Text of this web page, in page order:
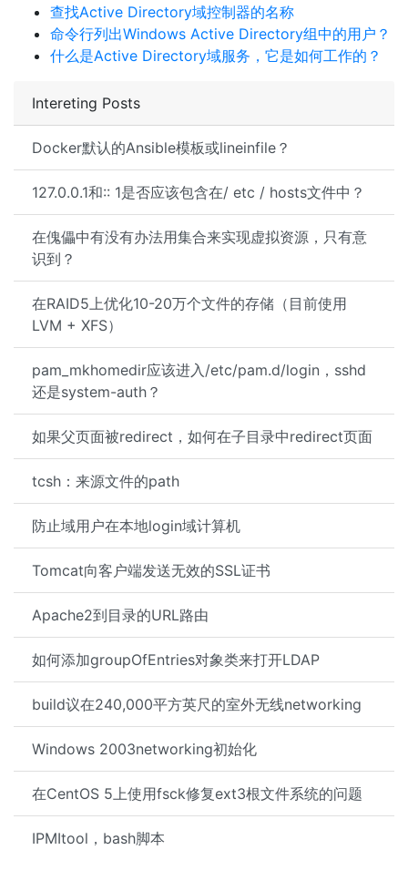
Intereting Posts
Docker默认的Ansible模板或lineinfile？
127.0.0.1和:: 1是否应该包含在/ etc / hosts文件中？
在傀儡中有没有办法用集合来实现虚拟资源，只有意
识到？
在RAID5上优化10-20万个文件的存储（目前使用
LVM + XFS）
pam_mkhomedir应该进入/etc/pam.d/login，sshd
还是system-auth？
如果父页面被redirect，如何在子目录中redirect页面
tcsh：来源文件的path
防止域用户在本地login域计算机
Tomcat向客户端发送无效的SSL证书
Apache2到目录的URL路由
如何添加groupOfEntries对象类来打开LDAP
build议在240,000平方英尺的室外无线networking
Windows 2003networking初始化
在CentOS 5上使用fsck修复ext3根文件系统的问题
IPMItool，bash脚本
查找Active Directory域控制器的名称
命令行列出Windows Active Directory组中的用户？
什么是Active Directory域服务，它是如何工作的？